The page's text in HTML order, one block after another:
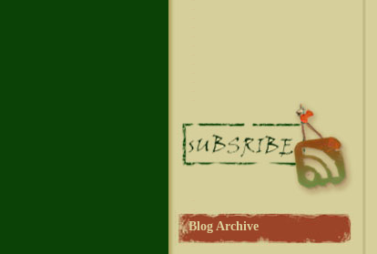
Blog Archive